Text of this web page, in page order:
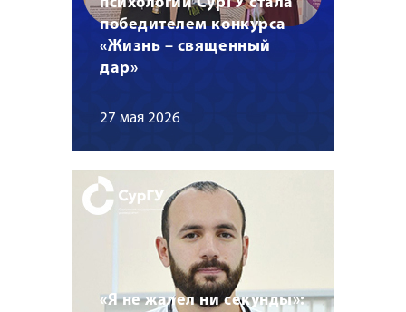
победителем конкурса
«Жизнь – священный
дар»
27 мая 2026
«Я не жалел ни секунды»: